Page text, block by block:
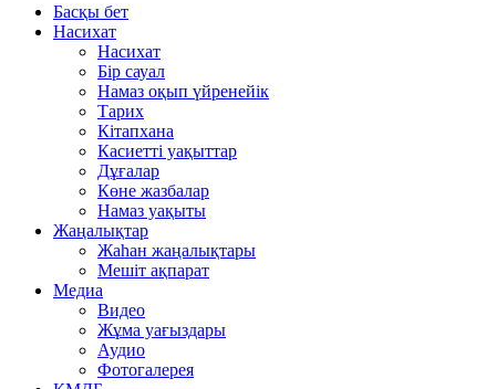
Басқы бет
Насихат
Насихат
Бір сауал
Намаз оқып үйренейік
Тарих
Кітапхана
Касиетті уақыттар
Дұғалар
Көне жазбалар
Намаз уақыты
Жаңалықтар
Жаһан жаңалықтары
Мешіт ақпарат
Медиа
Видео
Жұма уағыздары
Аудио
Фотогалерея